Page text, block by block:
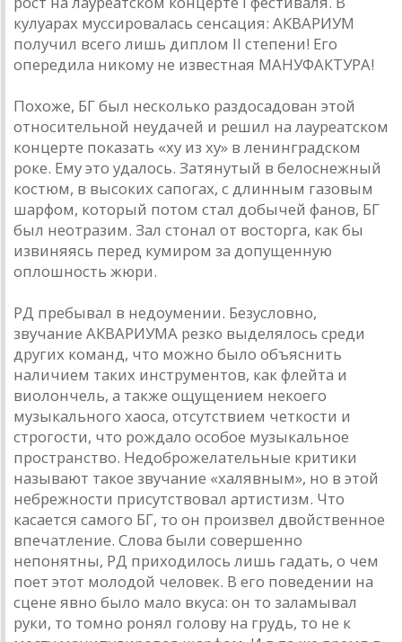
кулуарах муссировалась сенсация: АКВАРИУМ
получил всего лишь диплом II степени! Его
опередила никому не известная МАНУФАКТУРА!
Похоже, БГ был несколько раздосадован этой
относительной неудачей и решил на лауреатском
концерте показать «ху из ху» в ленинградском
роке. Ему это удалось. Затянутый в белоснежный
костюм, в высоких сапогах, с длинным газовым
шарфом, который потом стал добычей фанов, БГ
был неотразим. Зал стонал от восторга, как бы
извиняясь перед кумиром за допущенную
оплошность жюри.
РД пребывал в недоумении. Безусловно,
звучание АКВАРИУМА резко выделялось среди
других команд, что можно было объяснить
наличием таких инструментов, как флейта и
виолончель, а также ощущением некоего
музыкального хаоса, отсутствием четкости и
строгости, что рождало особое музыкальное
пространство. Недоброжелательные критики
называют такое звучание «халявным», но в этой
небрежности присутствовал артистизм. Что
касается самого БГ, то он произвел двойственное
впечатление. Слова были совершенно
непонятны, РД приходилось лишь гадать, о чем
поет этот молодой человек. В его поведении на
сцене явно было мало вкуса: он то заламывал
руки, то томно ронял голову на грудь, то не к